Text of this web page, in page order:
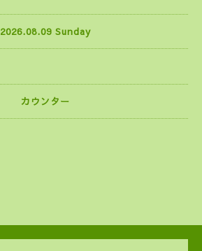
2026.08.09 Sunday
カウンター